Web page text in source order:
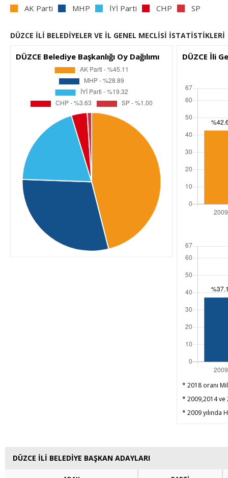
AK Parti MHP İYİ Parti CHP SP
DÜZCE İLİ BELEDİYELER VE İL GENEL MECLİSİ İSTATİSTİKLERİ
DÜZCE Belediye Başkanlığı Oy Dağılımı DÜZCE İli
* 2018 oranı
* 2009,2014 ve
* 2009 yılında
DÜZCE İLİ BELEDİYE BAŞKAN ADAYLARI